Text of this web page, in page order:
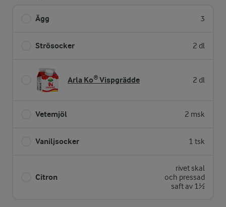
Ägg 3
Strösocker 2 dl
Arla Ko® Vispgrädde 2 dl
Vetemjöl 2 msk
Vaniljsocker 1 tsk
Citron
rivet skal
och pressad
saft av 1½